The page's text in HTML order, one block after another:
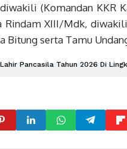
(Komandan KKR
Rindam XIII/Mdk,
Bitung serta Tamu
Pancasila Tahun 2026 Di